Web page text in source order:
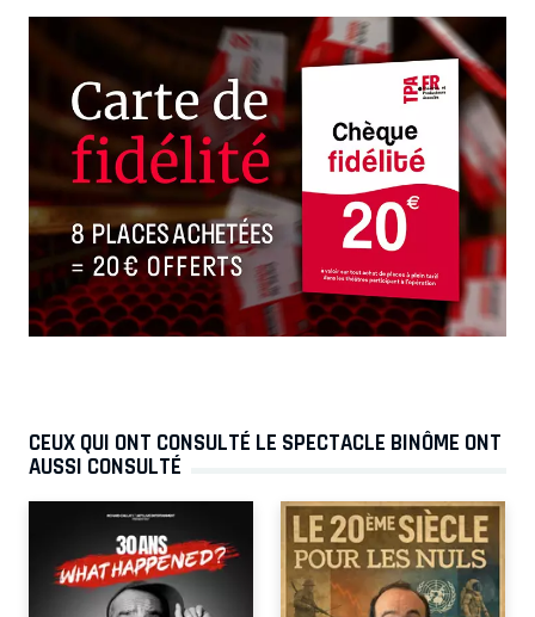
CEUX QUI ONT CONSULTÉ LE SPECTACLE BINÔME ONT
AUSSI CONSULTÉ